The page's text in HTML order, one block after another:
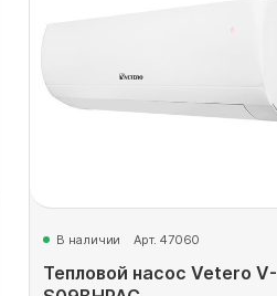
В наличии Арт. 47060
Тепловой насос Vetero V-